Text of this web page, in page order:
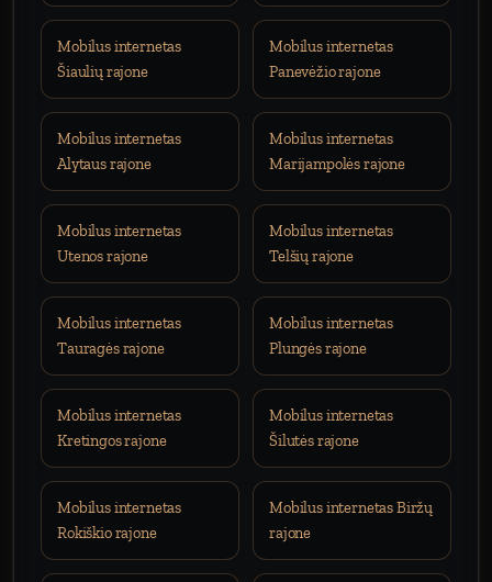
Mobilus internetas
Šiaulių rajone
Mobilus internetas
Panevėžio rajone
Mobilus internetas
Alytaus rajone
Mobilus internetas
Marijampolės rajone
Mobilus internetas
Utenos rajone
Mobilus internetas
Telšių rajone
Mobilus internetas
Tauragės rajone
Mobilus internetas
Plungės rajone
Mobilus internetas
Kretingos rajone
Mobilus internetas
Šilutės rajone
Mobilus internetas
Rokiškio rajone
Mobilus internetas Biržų
rajone